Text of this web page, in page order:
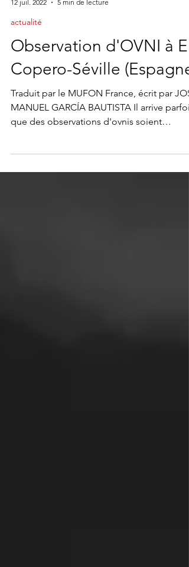
12 juil. 2022
actualité
Observation d'OVNI à El
Copero-Séville (Espagne)
Traduit par le MUFON France, écrit par
MANUEL GARCÍA BAUTISTA Il arrive parfois
étouffées par...